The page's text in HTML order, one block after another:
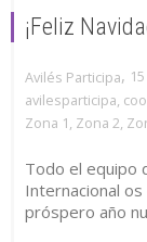
¡Feliz
Avilés Participa,
avilesparticipa
Zona 1 Zona 2
Todo el equipo
Internacional
próspero año